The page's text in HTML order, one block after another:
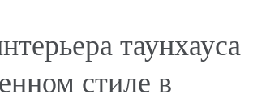
таунхауса
стиле в